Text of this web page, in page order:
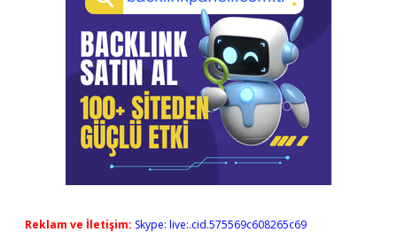
Reklam ve İletişim: Skype: live:.cid.575569c608265c69